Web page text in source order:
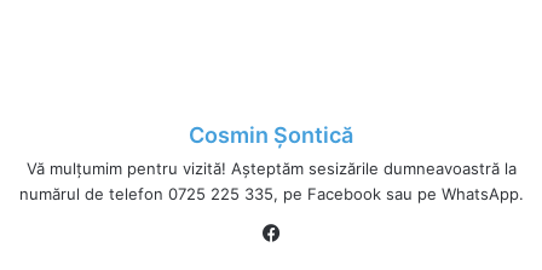
Cosmin Șontică
Vă mulțumim pentru vizită! Așteptăm sesizările dumneavoastră la
numărul de telefon 0725 225 335, pe Facebook sau pe WhatsApp.